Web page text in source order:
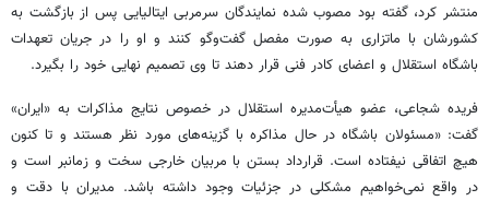
منتشر کرد، گفته بود مصوب شده نمایندگان سرمربی ایتالیایی پس از بازگشت به
کشورشان با ماتزاری به صورت مفصل گفت‌وگو کنند و او را در جریان تعهدات
باشگاه استقلال و اعضای کادر فنی قرار دهند تا وی تصمیم نهایی خود را بگیرد.
فریده شجاعی، عضو هیأت‌مدیره استقلال در خصوص نتایج مذاکرات به «ایران»
گفت: «مسئولان باشگاه در حال مذاکره با گزینه‌های مورد نظر هستند و تا کنون
هیچ اتفاقی نیفتاده است. قرارداد بستن با مربیان خارجی سخت و زمانبر است و
در واقع نمی‌خواهیم مشکلی در جزئیات وجود داشته باشد. مدیران با دقت و